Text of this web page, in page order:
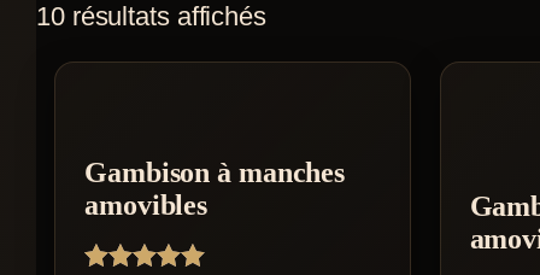
10 résultats affichés
Gambison à manches
amovibles